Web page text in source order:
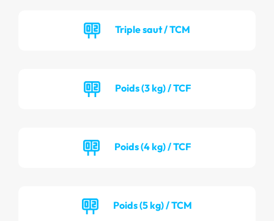
Triple saut / TCM
Poids (3 kg) / TCF
Poids (4 kg) / TCF
Poids (5 kg) / TCM